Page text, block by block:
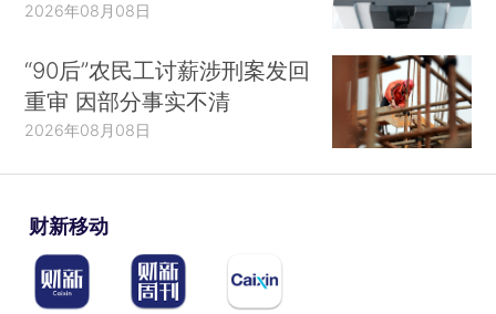
2026年08月08日
“90后”农民工讨薪涉刑案发回
重审 因部分事实不清
2026年08月08日
财新移动